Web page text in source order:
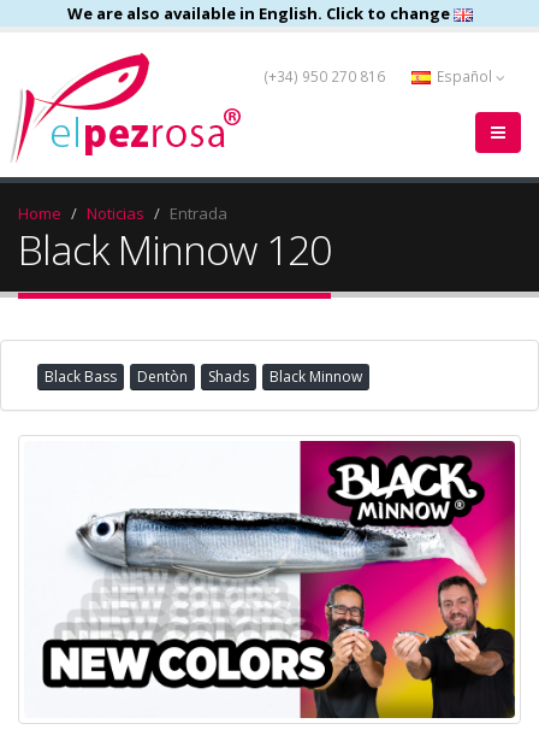
We are also available in English. Click to change
(+34) 950 270 816 Español
Home Noticias Entrada
Black Minnow 120
Black Bass Dentòn Shads Black Minnow